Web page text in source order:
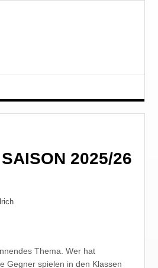
2025/26
Thema. Wer hat
Gegner spielen in den Klassen